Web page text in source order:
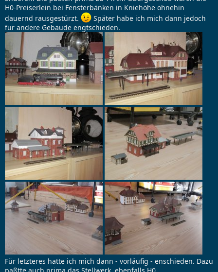
H0-Preiserlein bei Fensterbänken in Kniehöhe ohnehin
dauernd rausgestürzt.
Später habe ich mich dann jedoch
für andere Gebäude engtschieden.
Für letzteres hatte ich mich dann - vorläufig - enschieden. Dazu